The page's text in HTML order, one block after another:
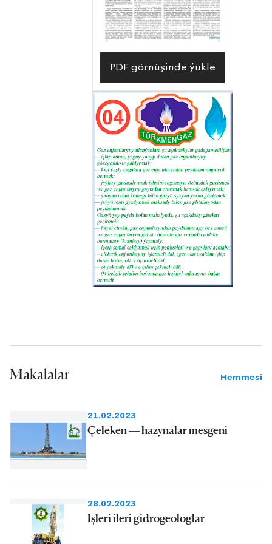
PDF görnüşinde ýükle
Makalalar Hemmesi
21.02.2023
Çeleken — hazynalar mesgeni
28.02.2023
Işleri ileri gidrogeologlar